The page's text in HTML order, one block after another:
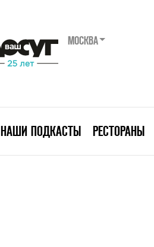
МОСКВА
НАШИ ПОДКАСТЫ РЕСТОРАНЫ